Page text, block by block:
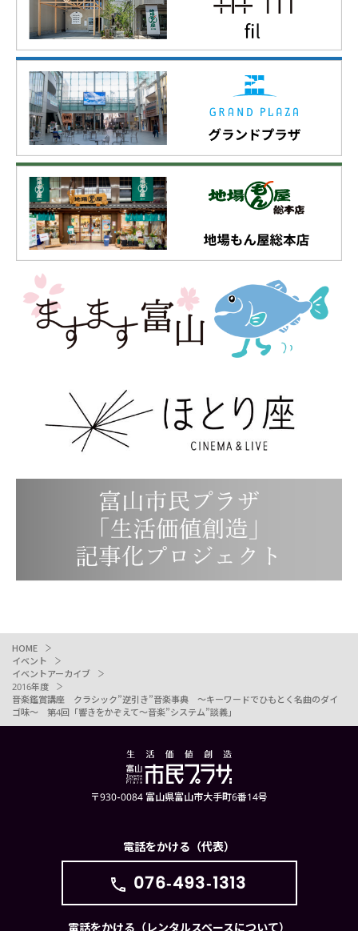
HOME
イベント
イベントアーカイブ
2016年度
音楽鑑賞講座 クラシック”逆引き”音楽事典 〜キーワードでひもとく名曲のダイ
ゴ味〜 第4回「響きをかぞえて〜音楽”システム”談義」
〒930-0084 富山県富山市大手町6番14号
電話をかける（代表）
076-493-1313
電話をかける（レンタルスペースについて）